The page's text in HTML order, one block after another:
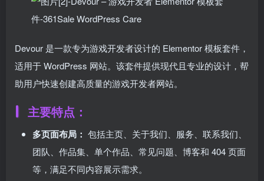
Devour 是一款专为游戏开发者设计的 Elementor 模板套件，
适用于 WordPress 网站。该套件提供现代且专业的设计，帮
助用户快速创建高质量的游戏开发者网站。
主要特点：
多页面布局： 包括主页、关于我们、服务、联系我们、
团队、作品集、单个作品、常见问题、博客和 404 页面
等，满足不同内容展示需求。